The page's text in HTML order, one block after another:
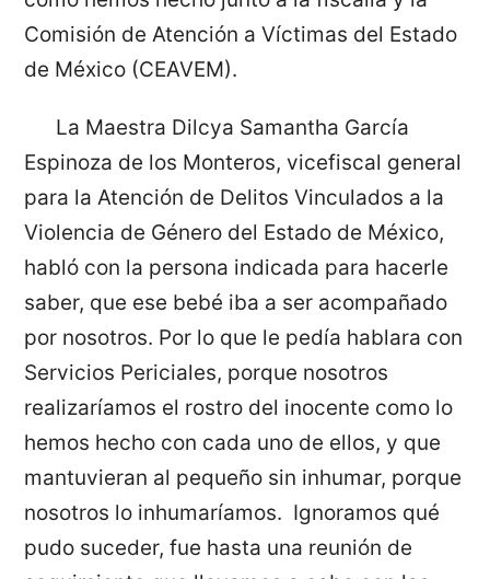
Comisión de Atención a Víctimas del Estado
de México (CEAVEM).
La Maestra Dilcya Samantha García
Espinoza de los Monteros, vicefiscal general
para la Atención de Delitos Vinculados a la
Violencia de Género del Estado de México,
habló con la persona indicada para hacerle
saber, que ese bebé iba a ser acompañado
por nosotros. Por lo que le pedía hablara con
Servicios Periciales, porque nosotros
realizaríamos el rostro del inocente como lo
hemos hecho con cada uno de ellos, y que
mantuvieran al pequeño sin inhumar, porque
nosotros lo inhumaríamos. Ignoramos qué
pudo suceder, fue hasta una reunión de